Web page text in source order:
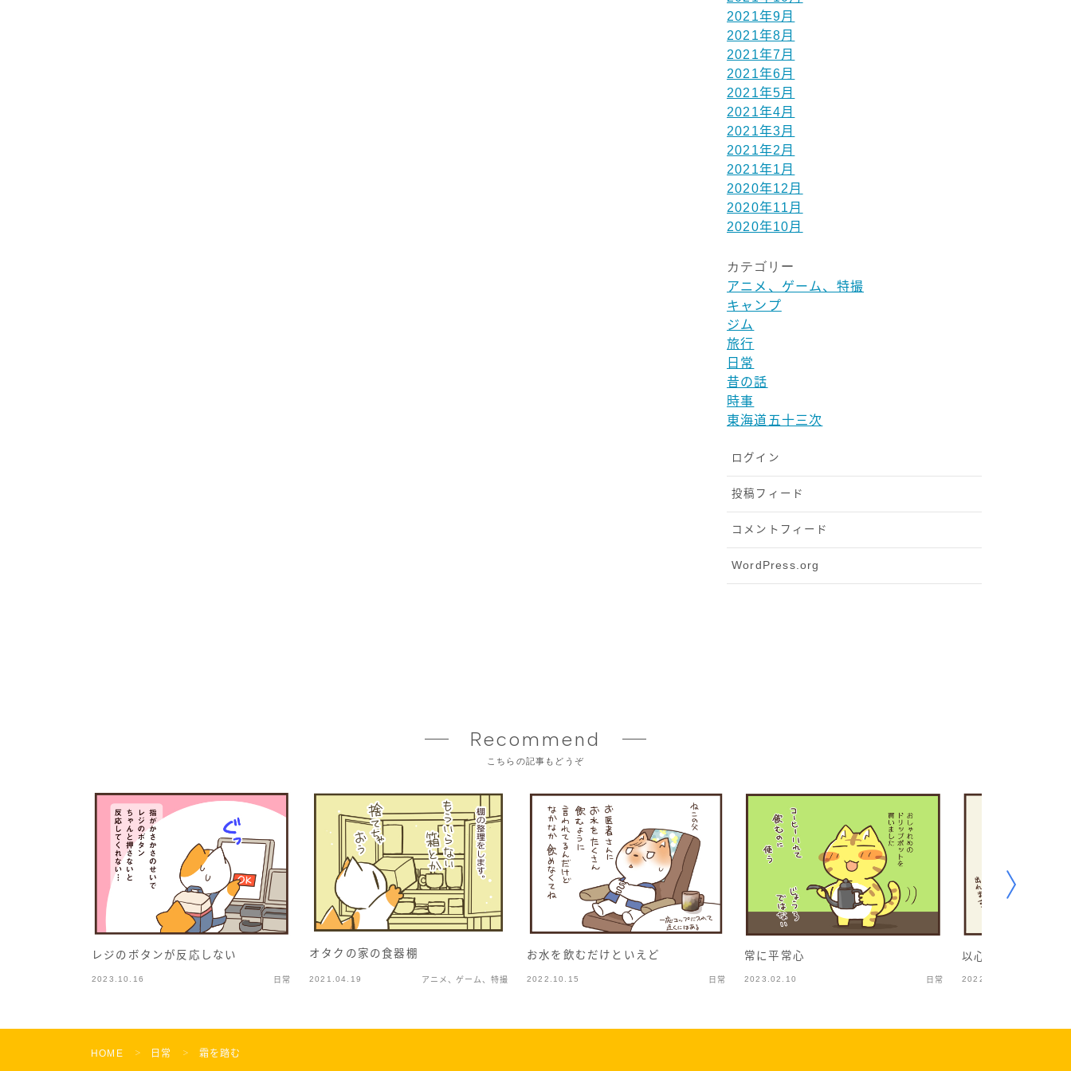
2021年9月
2021年8月
2021年7月
2021年6月
2021年5月
2021年4月
2021年3月
2021年2月
2021年1月
2020年12月
2020年11月
2020年10月
カテゴリー
アニメ、ゲーム、特撮
キャンプ
ジム
旅行
日常
昔の話
時事
東海道五十三次
ログイン
投稿フィード
コメントフィード
WordPress.org
Recommend
こちらの記事もどうぞ
レジのボタンが反応しない
2023.10.16 日常
オタクの家の食器棚
2021.04.19 アニメ、ゲーム、特撮
お水を飲むだけといえど
2022.10.15 日常
常に平常心
2023.02.10 日常
以心伝心などない2
2022.12.01
HOME ＞ 日常 ＞ 霜を踏む